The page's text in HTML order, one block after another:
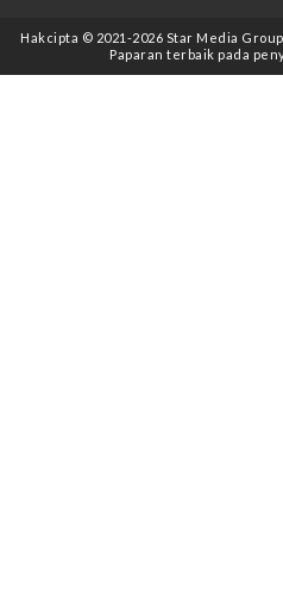
Hakcipta © 2021 -2026 Star Media
Paparan terbaik pada